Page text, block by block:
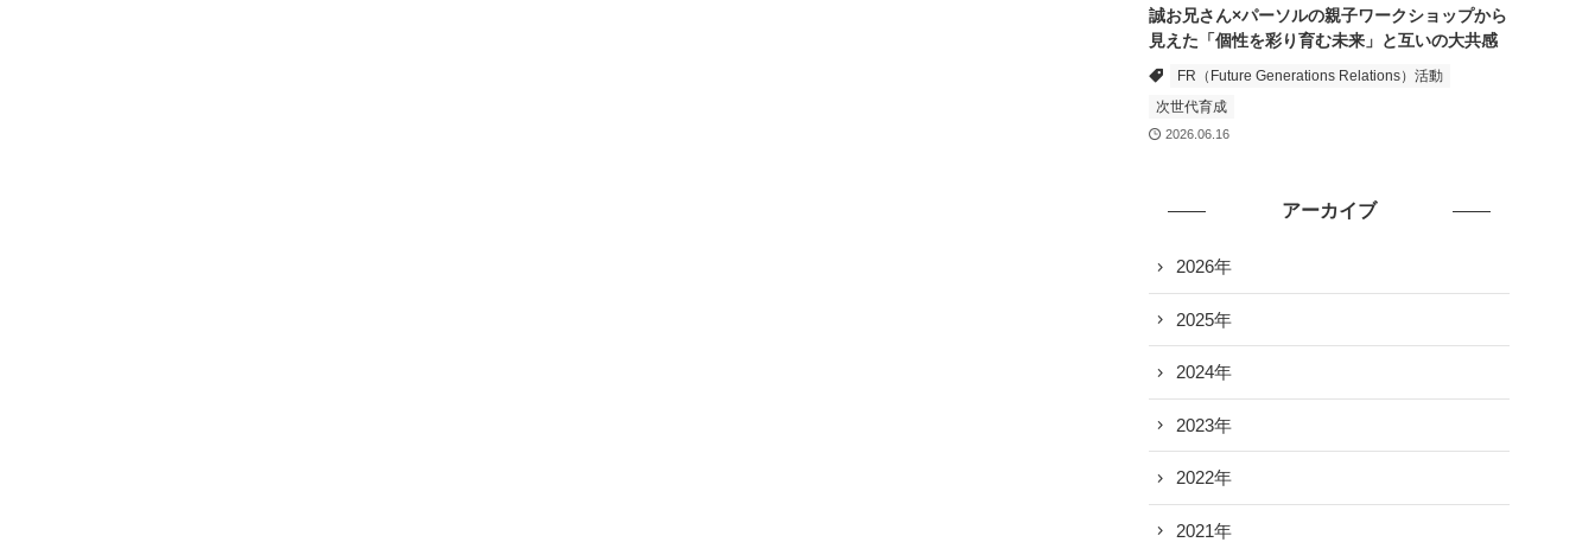
誠お兄さん×パーソルの親子ワークショップから
見えた「個性を彩り育む未来」と互いの大共感
FR（Future Generations Relations）活動
次世代育成
2026.06.16
アーカイブ
2026年
2025年
2024年
2023年
2022年
2021年